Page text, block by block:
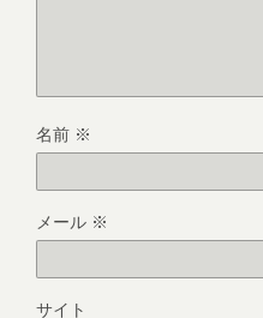
名前 ※
メール ※
サイト